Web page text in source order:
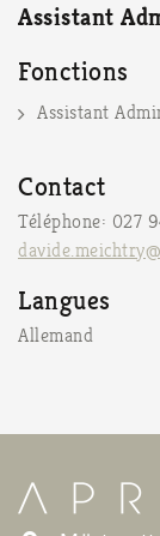
Assistant
Fonctions
Assistant
Contact
Téléphone: 027
Langues
Allemand